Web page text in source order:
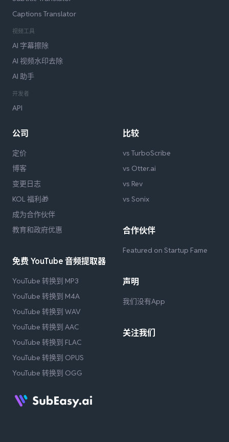
Captions Translator
视频工具
AI 字幕擦除
AI 视频水印去除
AI 助手
开发者
API
公司
定价
博客
变更日志
KOL 福利🎁
成为合作伙伴
教育和政府优惠
免费 YouTube 音频提取器
YouTube 转换到 MP3
YouTube 转换到 M4A
YouTube 转换到 WAV
YouTube 转换到 AAC
YouTube 转换到 FLAC
YouTube 转换到 OPUS
YouTube 转换到 OGG
比较
vs TurboScribe
vs Otter.ai
vs Rev
vs Sonix
合作伙伴
Featured on Startup Fame
声明
我们没有App
关注我们